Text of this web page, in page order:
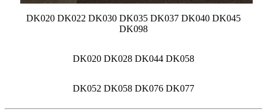
DK020 DK022 DK030 DK035 DK037 DK040 DK045
DK098
DK020 DK028 DK044 DK058
DK052 DK058 DK076 DK077